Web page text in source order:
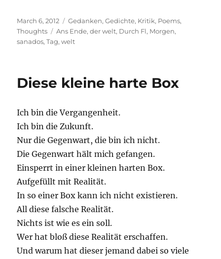
Posted
on
March 6, 2012 Categories
Gedanken,Gedichte, Kritik, Poems,
Thoughts
Tags
Ans Ende,der welt, Durch Fl, Morgen,
sanados,Tag,welt
Diese kleine harte Box
Ich bin die Vergangenheit.
Ich bin die Zukunft.
Nur die Gegenwart, die bin ich nicht.
Die Gegenwart hält mich gefangen.
Einsperrt in einer kleinen harten Box.
Aufgefüllt mit Realität.
In so einer Box kann ich nicht existieren.
All diese falsche Realität.
Nichts ist wie es ein soll.
Wer hat bloß diese Realität erschaffen.
Und warum hat dieser jemand dabei so viele